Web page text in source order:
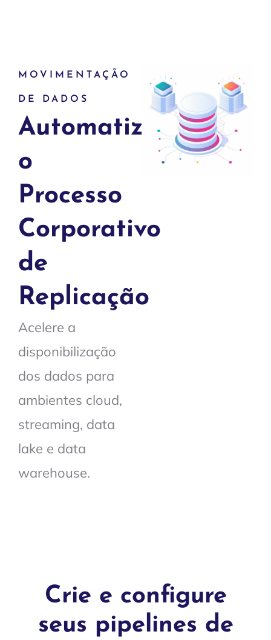
MOVIMENTAÇÃO
DE DADOS
Automatize
o
Processo
Corporativo
de
Replicação
Acelere a
disponibilização
dos dados para
ambientes cloud,
streaming, data
lake e data
warehouse.
Crie e configure
seus pipelines de